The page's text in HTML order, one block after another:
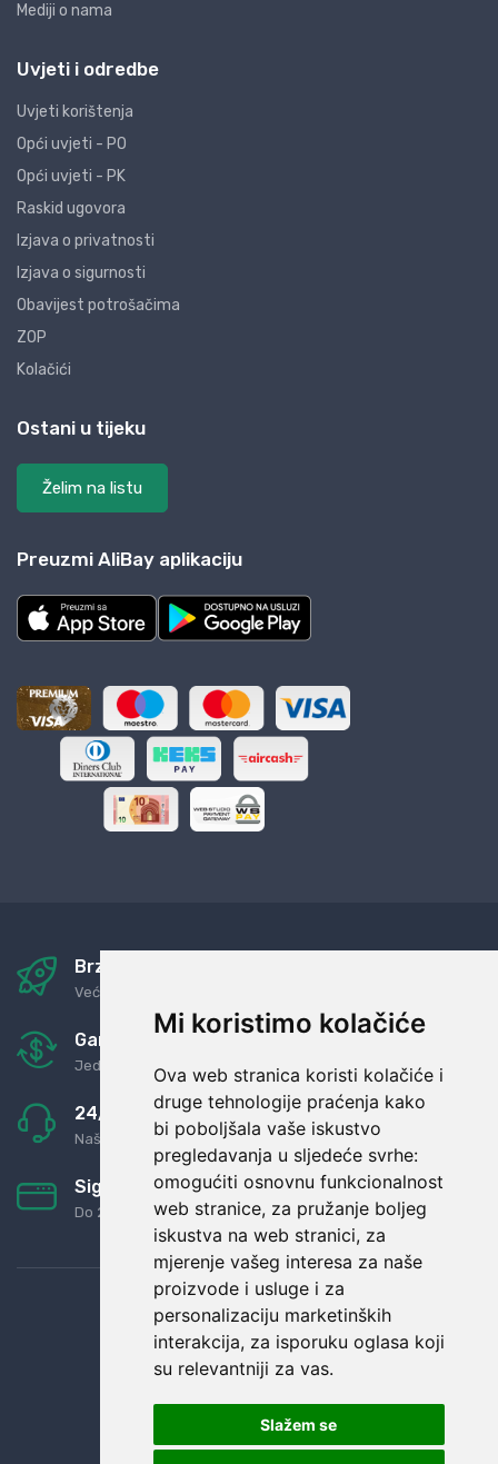
Mi koristimo kolačiće
Ova web stranica koristi kolačiće i
druge tehnologije praćenja kako
bi poboljšala vaše iskustvo
pregledavanja u sljedeće svrhe:
omogućiti osnovnu funkcionalnost
web stranice, za pružanje boljeg
iskustva na web stranici, za
mjerenje vašeg interesa za naše
proizvode i usluge i za
personalizaciju marketinških
interakcija, za isporuku oglasa koji
su relevantniji za vas.
Slažem se
Mediji o nama
Uvjeti i odredbe
Uvjeti korištenja
Opći uvjeti - PO
Opći uvjeti - PK
Raskid ugovora
Izjava o privatnosti
Izjava o sigurnosti
Obavijest potrošačima
ZOP
Kolačići
Ostani u tijeku
Želim na listu
Preuzmi AliBay aplikaciju
Brza i sigurna dostava
Već za nekoliko dana kod vas
Garancija u povrat novaca
Jednostavno pravilo: Roba za novac
24/7 odlična podrška
Naši agenti uvijek na raspolaganju
Sigurno obročno plaćanje
Do 24 rata bez kamata